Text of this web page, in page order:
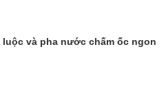
và pha nước chấm ốc ngon